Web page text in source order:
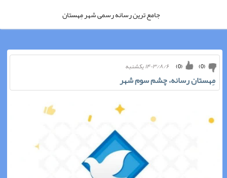
جامع ترین رسانه رسمی شهر مِهستان
مِهستان رسانه؛ «چشم سوم شهر»۱۴۰۳/۸/۶ يكشنبه (
0
) (
0
)
مِهستان رسانه، چشم سوم شهر